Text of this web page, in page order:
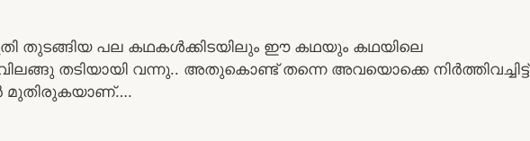
തുടങ്ങിയ പല കഥകൾക്കിടയിലും ഈ കഥയും കഥയിലെ
തടിയായി വന്നു.. അതുകൊണ്ട് തന്നെ അവയൊക്കെ നിർത്തിവച്ചിട്ട്